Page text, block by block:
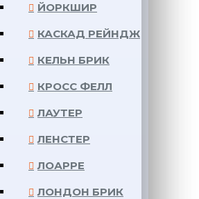
ЙОРКШИР
КАСКАД РЕЙНДЖ
КЕЛЬН БРИК
КРОСС ФЕЛЛ
ЛАУТЕР
ЛЕНСТЕР
ЛОАРРЕ
ЛОНДОН БРИК